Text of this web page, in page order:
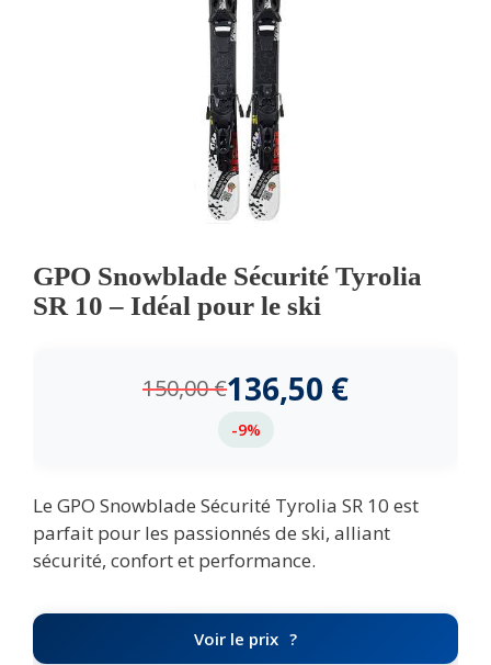
GPO Snowblade Sécurité Tyrolia
SR 10 – Idéal pour le ski
150,00€136,50 €
-9%
Le GPO Snowblade Sécurité Tyrolia SR 10 est
parfait pour les passionnés de ski, alliant
sécurité, confort et performance.
Voir le prix